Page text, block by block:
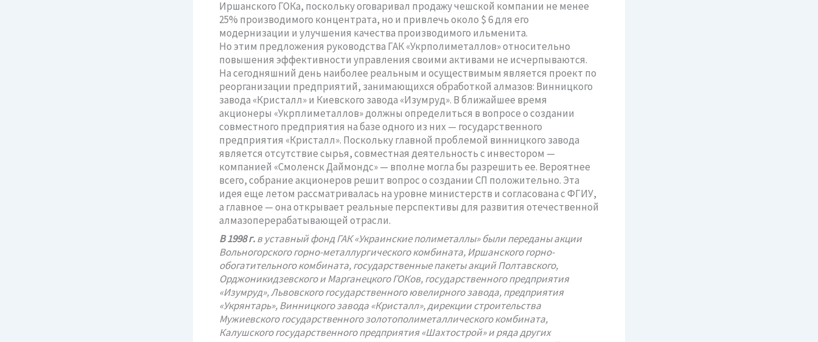
Иршанского ГОКа, поскольку оговаривал продажу чешской компании не менее
25% производимого концентрата, но и привлечь около $ 6 для его
модернизации и улучшения качества производимого ильменита.
Но этим предложения руководства ГАК «Укрполиметаллов» относительно
повышения эффективности управления своими активами не исчерпываются.
На сегодняшний день наиболее реальным и осуществимым является проект по
реорганизации предприятий, занимающихся обработкой алмазов: Винницкого
завода «Кристалл» и Киевского завода «Изумруд». В ближайшее время
акционеры «Укрплиметаллов» должны определиться в вопросе о создании
совместного предприятия на базе одного из них — государственного
предприятия «Кристалл». Поскольку главной проблемой винницкого завода
является отсутствие сырья, совместная деятельность с инвестором —
компанией «Смоленск Даймондс» — вполне могла бы разрешить ее. Вероятнее
всего, собрание акционеров решит вопрос о создании СП положительно. Эта
идея еще летом рассматривалась на уровне министерств и согласована с ФГИУ,
а главное — она открывает реальные перспективы для развития отечественной
алмазоперерабатывающей отрасли.
В 1998 г.в уставный фонд ГАК «Украинские полиметаллы» были переданы акции
Вольногорского горно-металлургического комбината, Иршанского горно-
обогатительного комбината, государственные пакеты акций Полтавского,
Орджоникидзевского и Марганецкого ГОКов, государственного предприятия
«Изумруд», Львовского государственного ювелирного завода, предприятия
«Укрянтарь», Винницкого завода «Кристалл», дирекции строительства
Мужиевского государственного золотополиметаллического комбината,
Калушского государственного предприятия «Шахтострой» и ряда других